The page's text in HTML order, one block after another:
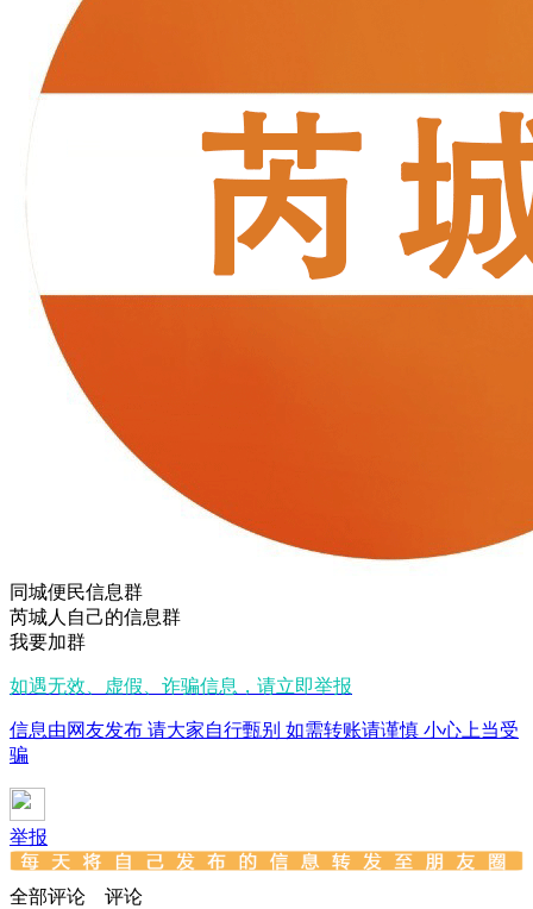
同城便民信息群
芮城人自己的信息群
我要加群
如遇无效、虚假、诈骗信息，请立即举报
信息由网友发布 请大家自行甄别 如需转账请谨慎 小心上当受
骗
举报
全部评论
评论